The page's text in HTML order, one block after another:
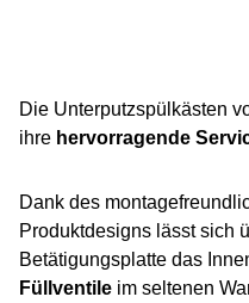
Die Unterputzspülkästen
ihre hervorragende
Dank des
Produktdesigns lässt sich
Betätigungsplatte das
Füllventile im seltenen